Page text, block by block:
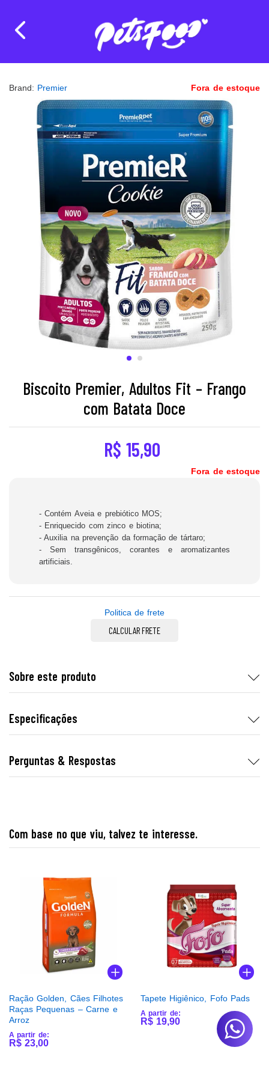
Brand: Premier Fora de estoque
Biscoito Premier, Adultos Fit – Frango
com Batata Doce
R$ 15,90
Fora de estoque
- Contém Aveia e prebiótico MOS;
- Enriquecido com zinco e biotina;
- Auxilia na prevenção da formação de tártaro;
- Sem transgênicos, corantes e aromatizantes
artificiais.
Politica de frete
CALCULAR FRETE
Sobre este produto
Especificações
Perguntas & Respostas
Com base no que viu, talvez te interesse.
Ração Golden, Cães Filhotes
Raças Pequenas – Carne e
Arroz
A partir de:
R$ 23,00
Tapete Higiênico, Fofo Pads
A partir de:
R$ 19,90